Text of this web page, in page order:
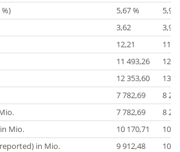
5,67 %
5,90
3,62
3,90
12,21
11 493,26
12
12 353,60
13
7 782,69
8
7 782,69
8
Mio.
10 170,71
10
in Mio.
9 912,48
10